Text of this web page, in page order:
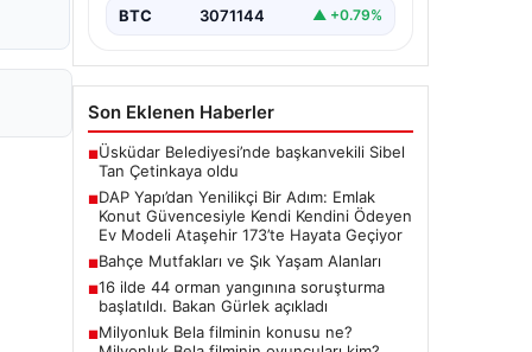
Gayrimenkul Geliştirme, dikkat çekici
BTC 3071144 ▲ +0.79%
Son Eklenen Haberler
■Üsküdar Belediyesi’nde başkanvekili Sibel
Tan Çetinkaya oldu
■DAP Yapı’dan Yenilikçi Bir Adım: Emlak
Konut Güvencesiyle Kendi Kendini Ödeyen
Ev Modeli Ataşehir 173’te Hayata Geçiyor
■Bahçe Mutfakları ve Şık Yaşam Alanları
■16 ilde 44 orman yangınına soruşturma
başlatıldı. Bakan Gürlek açıkladı
■Milyonluk Bela filminin konusu ne?